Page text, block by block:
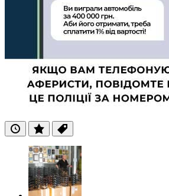
ОстанніПопулярні
Теги